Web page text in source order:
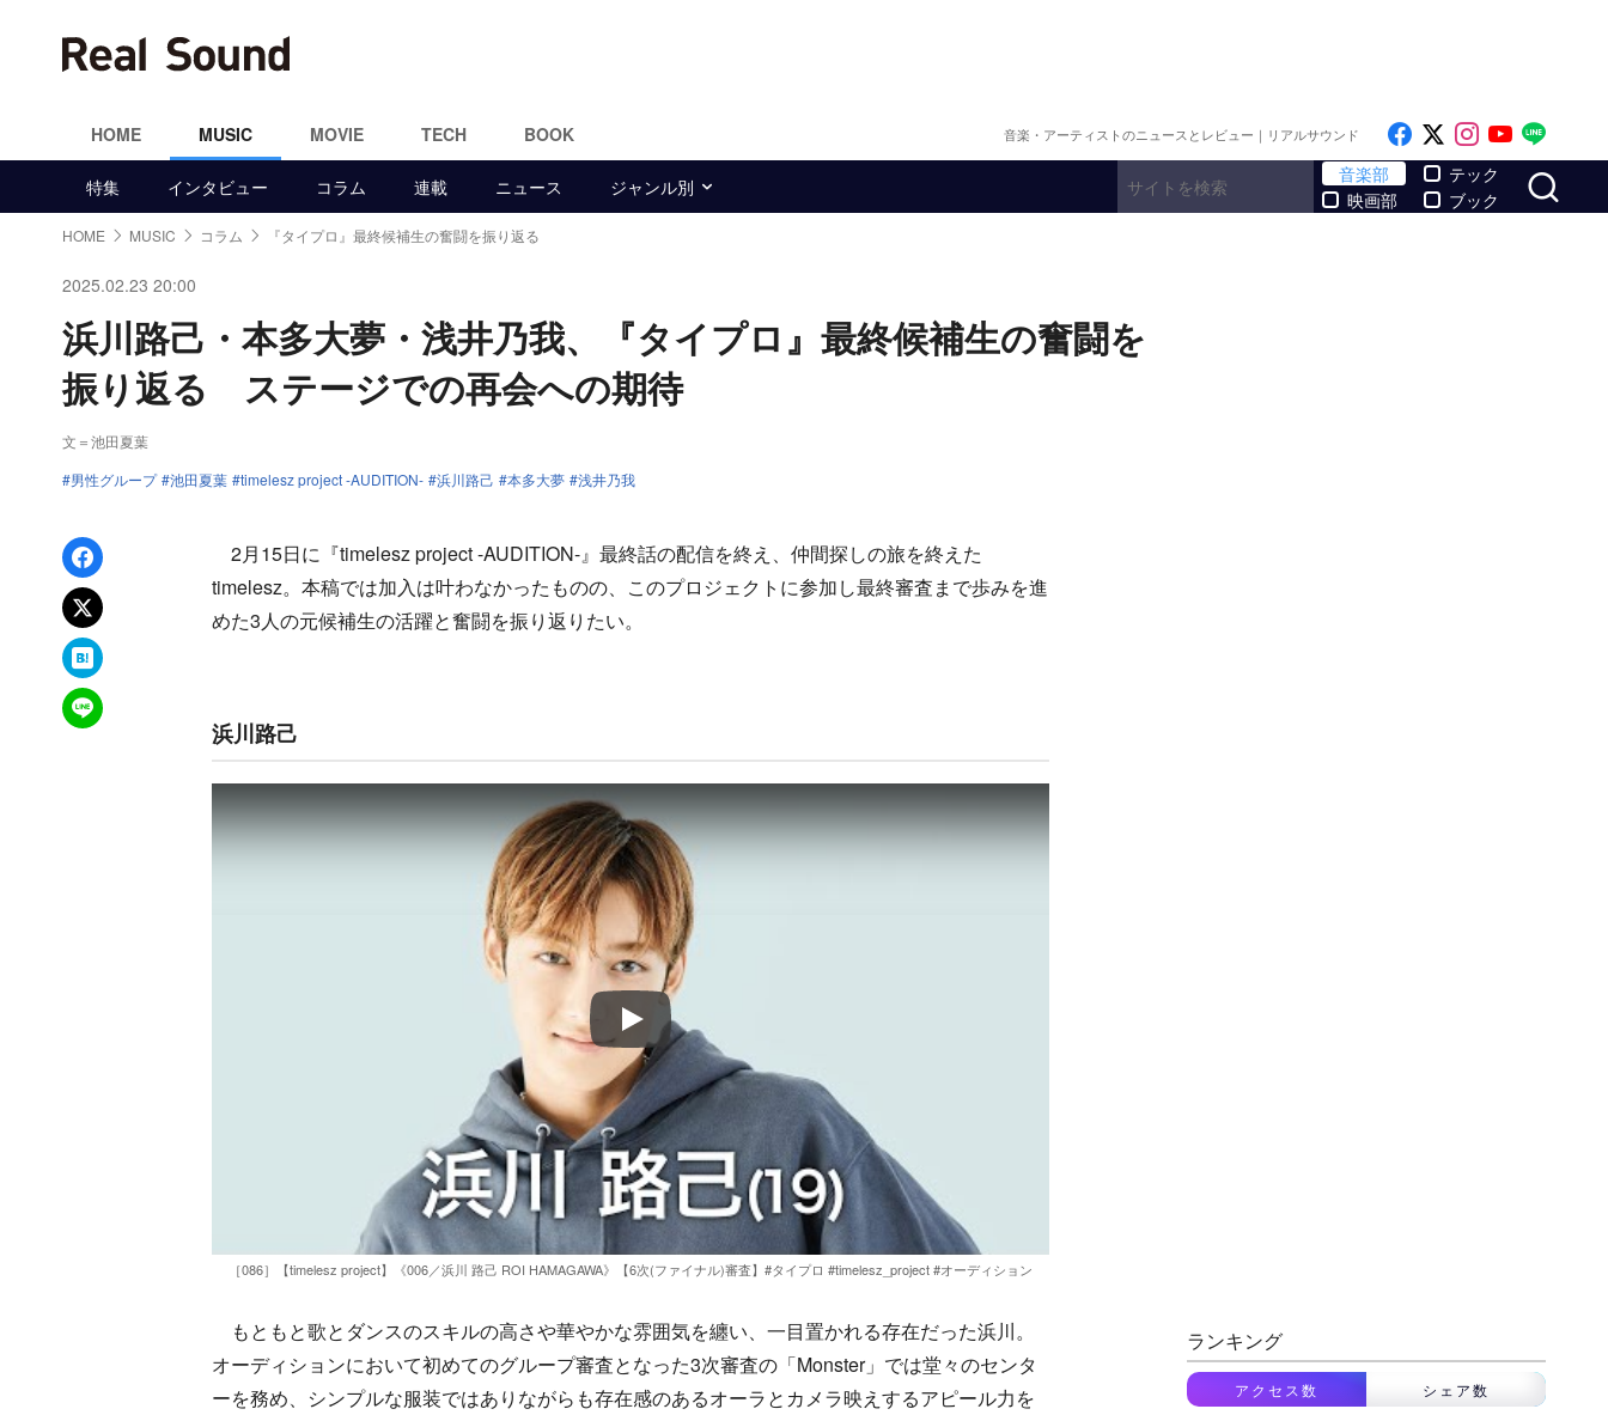
HOME MUSIC MOVIE TECH BOOK 音楽・アーティストのニュースとレビュー｜リアルサウンド Like on Facebook
Follow on x
Follow on
Follow
特集 インタビュー コラム 連載 ニュース ジャンル別
音楽部
映画部
テック
ブック
HOME MUSIC コラム 『タイプロ』最終候補生の奮闘を振り返る
2025.02.23 20:00
浜川路己・本多大夢・浅井乃我、『タイプロ』最終候補生の奮闘を
振り返る ステージでの再会への期待
文＝池田夏葉
男性グループ
池田夏葉 timelesz project -AUDITION- 浜川路己 本多大夢 浅井乃我
Facebookでシェア
xでポスト
はてなブックマーク
LINEで送る
2月15日に『timelesz project -AUDITION-』最終話の配信を終え、仲間探しの旅を終えた
timelesz。本稿では加入は叶わなかったものの、このプロジェクトに参加し最終審査まで歩みを進
めた3人の元候補生の活躍と奮闘を振り返りたい。
浜川路己
［086］【timelesz project】《006／浜川 路己 ROI HAMAGAWA》【6次(ファイナル)審査】#タイプロ #timelesz_project #オーディション
もともと歌とダンスのスキルの高さや華やかな雰囲気を纏い、一目置かれる存在だった浜川。
オーディションにおいて初めてのグループ審査となった3次審査の「Monster」では堂々のセンタ
ーを務め、シンプルな服装ではありながらも存在感のあるオーラとカメラ映えするアピール力を
ランキング
アクセス数 シェア数